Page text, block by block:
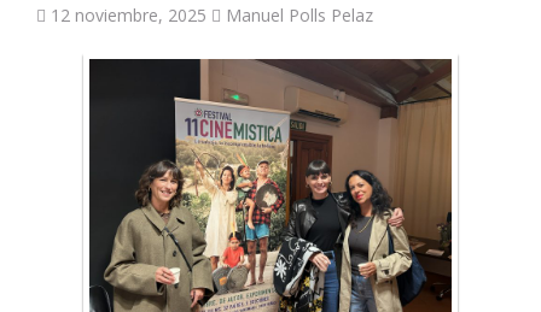
12 noviembre, 2025 Manuel Polls Pelaz